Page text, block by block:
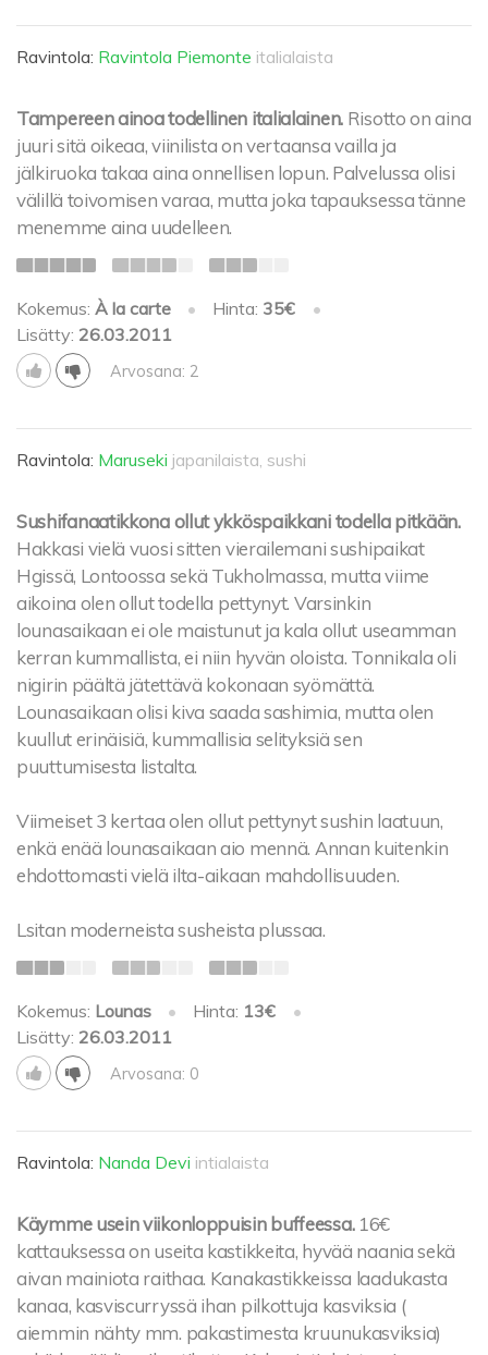
Ravintola: Ravintola Piemonte italialaista
Tampereen ainoa todellinen italialainen. Risotto on aina
juuri sitä oikeaa, viinilista on vertaansa vailla ja
jälkiruoka takaa aina onnellisen lopun. Palvelussa olisi
välillä toivomisen varaa, mutta joka tapauksessa tänne
menemme aina uudelleen.
Kokemus: À la carte • Hinta: 35€
•
Lisätty: 26.03.2011
Arvosana: 2
Ravintola: Maruseki japanilaista, sushi
Sushifanaatikkona ollut ykköspaikkani todella pitkään.
Hakkasi vielä vuosi sitten vierailemani sushipaikat
Hgissä, Lontoossa sekä Tukholmassa, mutta viime
aikoina olen ollut todella pettynyt. Varsinkin
lounasaikaan ei ole maistunut ja kala ollut useamman
kerran kummallista, ei niin hyvän oloista. Tonnikala oli
nigirin päältä jätettävä kokonaan syömättä.
Lounasaikaan olisi kiva saada sashimia, mutta olen
kuullut erinäisiä, kummallisia selityksiä sen
puuttumisesta listalta.
Viimeiset 3 kertaa olen ollut pettynyt sushin laatuun,
enkä enää lounasaikaan aio mennä. Annan kuitenkin
ehdottomasti vielä ilta-aikaan mahdollisuuden.
Lsitan moderneista susheista plussaa.
Kokemus: Lounas • Hinta: 13€
•
Lisätty: 26.03.2011
Arvosana: 0
Ravintola: Nanda Devi intialaista
Käymme usein viikonloppuisin buffeessa. 16€
kattauksessa on useita kastikkeita, hyvää naania sekä
aivan mainiota raithaa. Kanakastikkeissa laadukasta
kanaa, kasviscurryssä ihan pilkottuja kasviksia (
aiemmin nähty mm. pakastimesta kruunukasviksia)